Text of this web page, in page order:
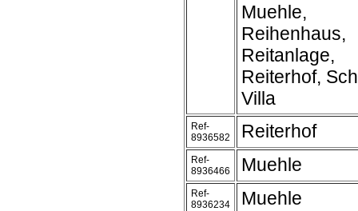
Muehle,
Reihenhaus,
Reitanlage,
Reiterhof,
Villa
Ref-
8936582
Reiterhof
Ref-
8936466
Muehle
Ref-
8936234
Muehle